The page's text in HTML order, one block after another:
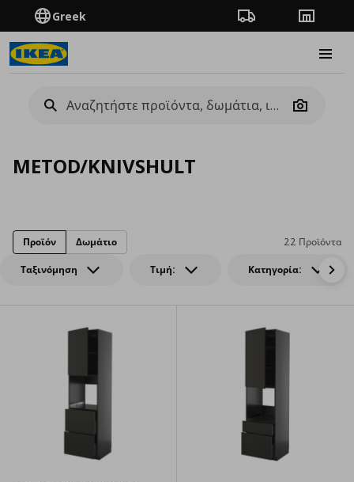
Greek Πορεία παραγγελίας
Camera
METOD/KNIVSHULT
Ταξινόμηση Τιμή: Κατηγορία:
22 Προϊόντα
Προϊόν Δωμάτιο